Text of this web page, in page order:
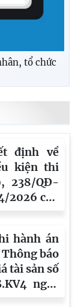
tổ chức
định về
kiện thi
238/QĐ-
2026 của
vực 8
hành án
báo
tài sản số
ngày